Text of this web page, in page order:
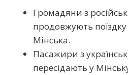
Громадяни з
продовжують
Мінська.
Пасажири з
пересідають у